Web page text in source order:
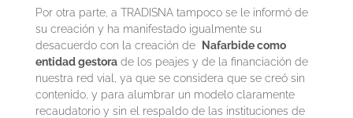
Por otra parte, a TRADISNA tampoco se le informó de
su creación y ha manifestado igualmente su
desacuerdo con la creación de
Nafarbide como
entidad gestorade los peajes y de la financiación de
nuestra red vial, ya que se considera que se creó sin
contenido, y para alumbrar un modelo claramente
recaudatorio y sin el respaldo de las instituciones de